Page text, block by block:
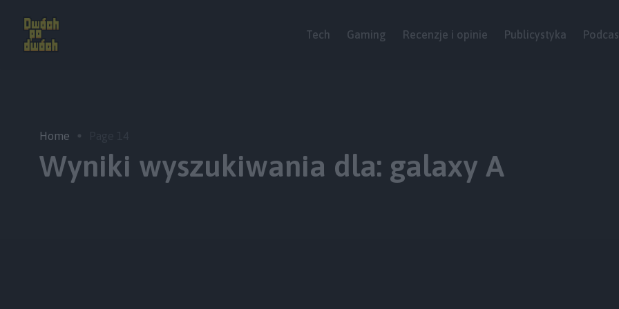
Tech Gaming Recenzje i opinie Publicystyka
Home
Wyniki wyszukiwania dla: galaxy A